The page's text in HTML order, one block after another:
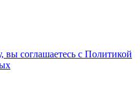
вы соглашаетесь с Политикой